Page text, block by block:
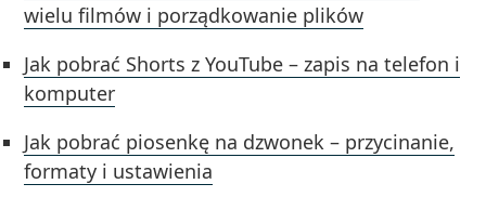
wielu filmów i porządkowanie plików
Jak pobrać Shorts z YouTube – zapis na telefon i
komputer
Jak pobrać piosenkę na dzwonek – przycinanie,
formaty i ustawienia